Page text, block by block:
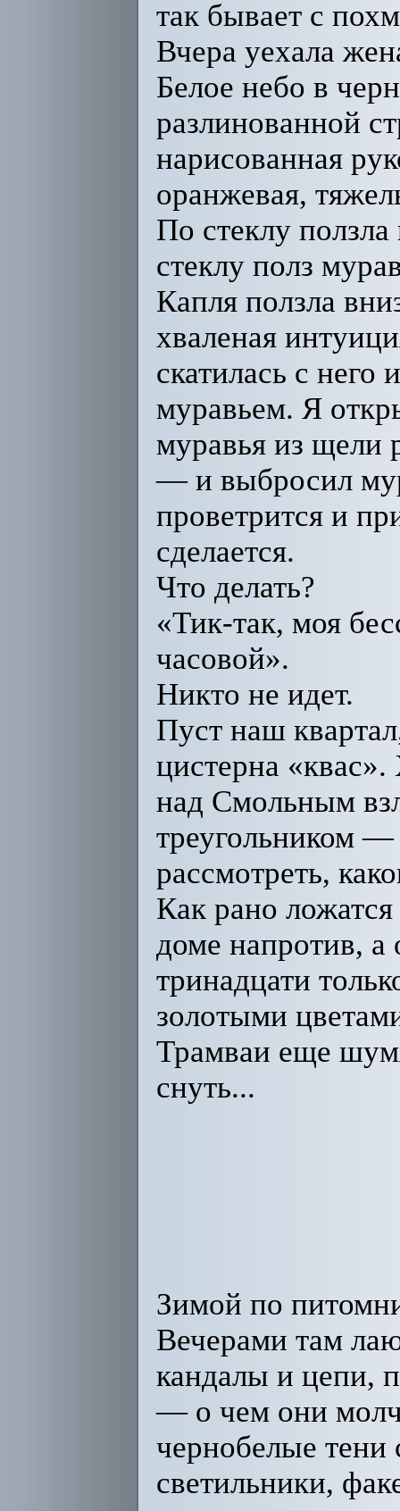
так бывает с
Вчера уехала
Белое небо в
разлинованной
нарисованная
оранжевая,
По стеклу
стеклу полз
Капля ползла
хваленая
скатилась с него
муравьем. Я
муравья из щели
— и выбросил
проветрится и
сделается.
Что делать?
«Тик-так, моя
часовой».
Никто не идет.
Пуст наш
цистерна
над Смольным
треугольником
рассмотреть,
Как рано
доме напротив, а
тринадцати
золотыми
Трамваи еще
снуть...
Зимой по
Вечерами там
кандалы и цепи,
— о чем они
чернобелые
светильники,